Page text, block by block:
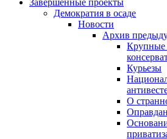
Завершенные проекты
Демократия в осаде
Новости
Архив
Крупные
Курьезы
О